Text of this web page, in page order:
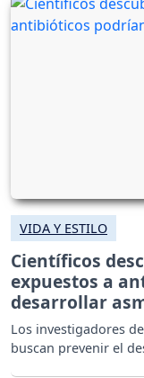
VIDA Y ESTILO
Científicos
expuestos a
desarrollar
Los investigadores
buscan prevenir el